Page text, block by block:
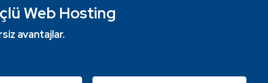
Web Hosting
avantajlar.